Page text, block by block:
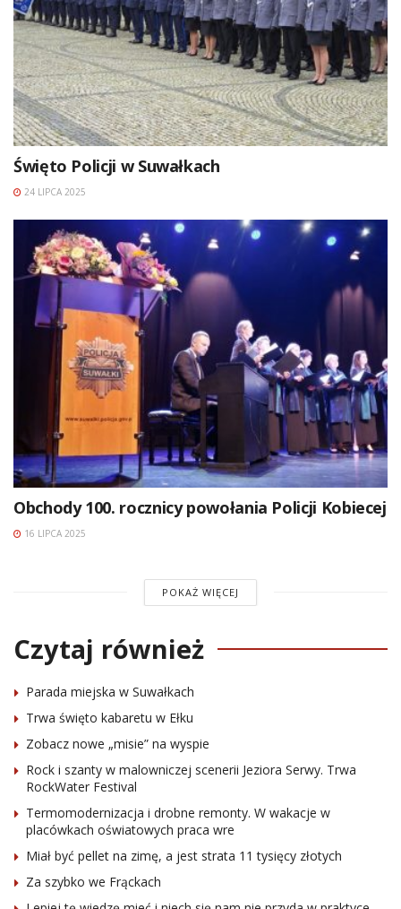
Święto Policji w Suwałkach
24 LIPCA 2025
Obchody 100. rocznicy powołania Policji Kobiecej
16 LIPCA 2025
POKAŻ WIĘCEJ
Czytaj również
Parada miejska w Suwałkach
Trwa święto kabaretu w Ełku
Zobacz nowe „misie” na wyspie
Rock i szanty w malowniczej scenerii Jeziora Serwy. Trwa
RockWater Festival
Termomodernizacja i drobne remonty. W wakacje w
placówkach oświatowych praca wre
Miał być pellet na zimę, a jest strata 11 tysięcy złotych
Za szybko we Frąckach